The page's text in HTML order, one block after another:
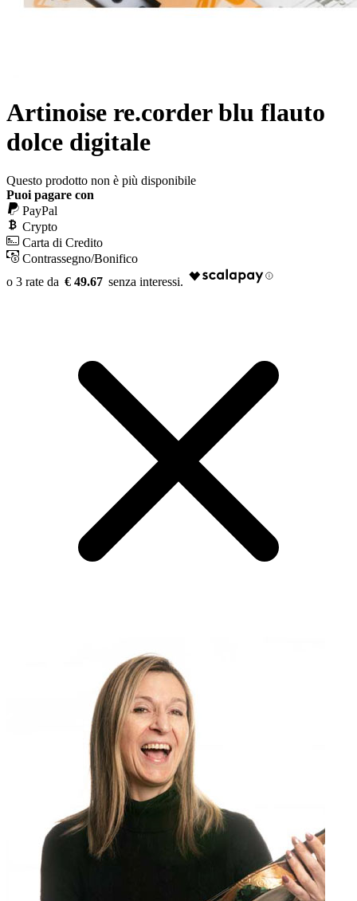
Artinoise re.corder blu flauto
dolce digitale
Questo prodotto non è più disponibile
Puoi pagare con
PayPal
Crypto
Carta di Credito
Contrassegno/Bonifico
€ 49.67